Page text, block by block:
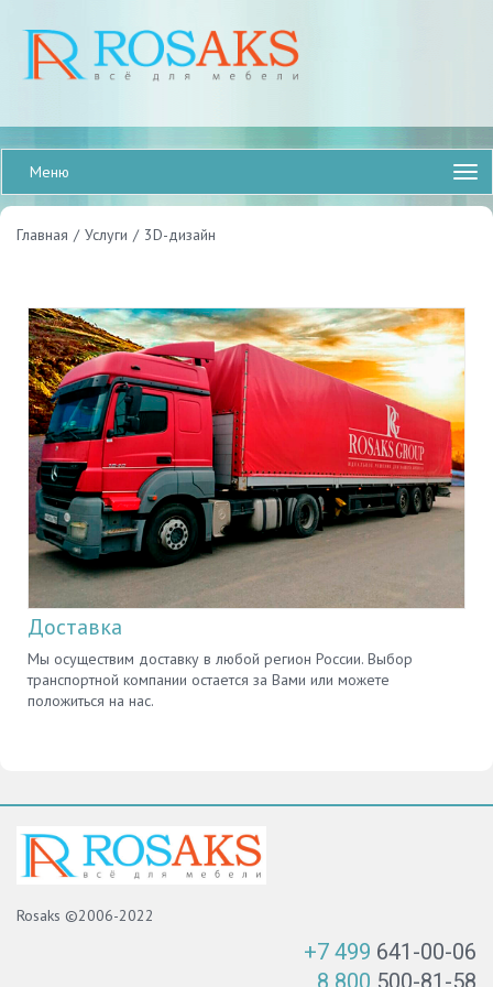
Меню
Главная / Услуги / 3D-дизайн
Доставка
Мы осуществим доставку в любой регион России. Выбор
транспортной компании остается за Вами или можете
положиться на нас.
Rosaks ©2006-2022
+7 499 641-00-06